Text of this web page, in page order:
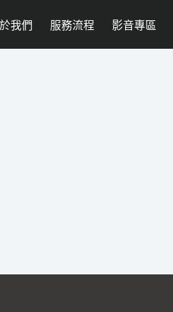
我們 服務流程 影音專區